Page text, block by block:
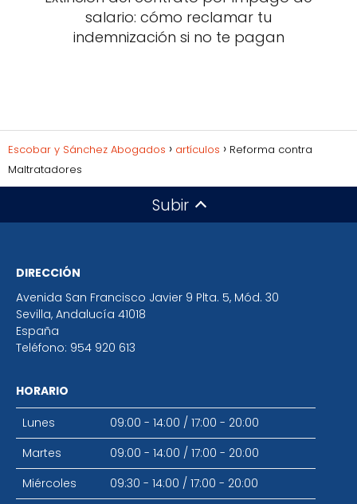
salario: cómo reclamar tu
indemnización si no te pagan
Escobar y Sánchez Abogados artículos
Reforma contra
Maltratadores
Subir
DIRECCIÓN
Avenida San Francisco Javier 9 Plta. 5, Mód. 30
Sevilla, Andalucía 41018
España
Teléfono: 954 920 613
HORARIO
Lunes
09:00 - 14:00 / 17:00 - 20:00
Martes
09:00 - 14:00 / 17:00 - 20:00
Miércoles
09:30 - 14:00 / 17:00 - 20:00